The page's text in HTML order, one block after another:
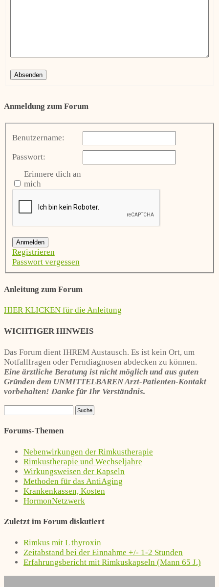
Absenden
Anmeldung zum Forum
Benutzername:
Passwort:
Erinnere dich an
mich
Anmelden
Registrieren
Passwort vergessen
Anleitung zum Forum
HIER KLICKEN für die Anleitung
WICHTIGER HINWEIS
Das Forum dient IHREM Austausch. Es ist kein Ort, um
Notfallfragen oder Ferndiagnosen abdecken zu können.
Eine ärztliche Beratung ist nicht möglich und aus guten
Gründen dem UNMITTELBAREN Arzt-Patienten-Kontakt
vorbehalten! Danke für Ihr Verständnis.
Forums-Themen
Nebenwirkungen der Rimkustherapie
Rimkustherapie und Wechseljahre
Wirkungsweisen der Kapseln
Methoden für das AntiAging
Krankenkassen, Kosten
HormonNetzwerk
Zuletzt im Forum diskutiert
Rimkus mit L thyroxin
Zeitabstand bei der Einnahme +/- 1-2 Stunden
Erfahrungsbericht mit Rimkuskapseln (Mann 65 J.)